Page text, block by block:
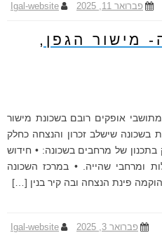
Igal-website פברואר 11, 2025
מישור הגפן,
לאחר ה7- אוקטובר בו נרצחו 54 מתושבי אופקים רובם בשכונת מישור
שישלב זכרון והנצחה כחלק
של מרחבים בשכונה: • חידוש
ומרחבי שהייה. • במרכז השכונה
פינת הנצחה ובה קיר בנין […]
Igal-website
פברואר 3, 2025